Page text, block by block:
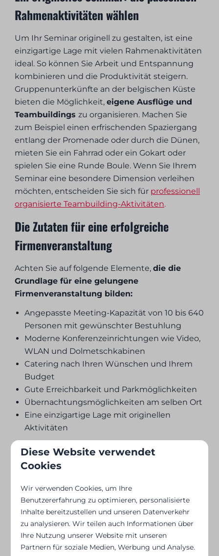
Rahmenaktivitäten wählen
Um Ihr Seminar originell zu gestalten, ist eine
einzigartige Lage mit vielen Rahmenaktivitäten
ideal. So können Sie Arbeit und Entspannung
kombinieren und die Produktivität steigern.
Gruppenunterkünfte an der belgischen Küste
bieten die Möglichkeit,eigene Ausflüge und
Teambuildingszu organisieren. Machen Sie
zum Beispiel einen erfrischenden Spaziergang
entlang der Promenade oder durch die Dünen,
mieten Sie ein Fahrrad oder ein Gokart oder
spielen Sie eine Runde Boule. Wenn Sie Ihrem
Seminar eine besondere Dimension verleihen
möchten, entscheiden Sie sich für professionell
organisierte Teambuilding-Aktivitäten.
Die Zutaten für eine erfolgreiche
Firmenveranstaltung
Achten Sie auf folgende Elemente,die die
Grundlage für eine gelungene
Firmenveranstaltung bilden:
Angepasste Meeting-Kapazität von 10 bis 640
Personen mit gewünschter Bestuhlung
Moderne Konferenzeinrichtungen wie Video,
WLAN und Dolmetschkabinen
Catering nach Ihren Wünschen und Ihrem
Budget
Gute Erreichbarkeit und Parkmöglichkeiten
Übernachtungsmöglichkeiten am selben Ort
Eine einzigartige Lage mit originellen
Aktivitäten
Suchen Sie den perfekten
Ort für Ihr originelles
Seminar?
Diese Website verwendet
Cookies
Wir verwenden Cookies, um Ihre
Benutzererfahrung zu optimieren, personalisierte
Inhalte bereitzustellen und unseren Datenverkehr
zu analysieren. Wir teilen auch Informationen über
Ihre Nutzung unserer Website mit unseren
Partnern für soziale Medien, Werbung und Analyse.